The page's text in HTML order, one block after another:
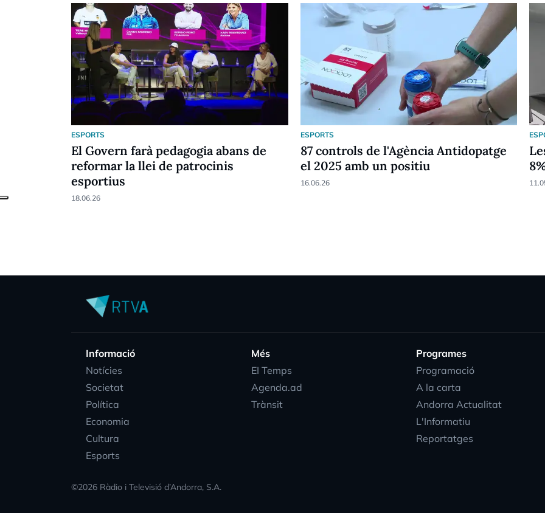
ESPORTS
El Govern farà pedagogia abans de
reformar la llei de patrocinis
esportius
18.06.26
ESPORTS
87 controls de l'Agència Antidopatge
el 2025 amb un positiu
16.06.26
Informació
Notícies
Societat
Política
Economia
Cultura
Esports
Més
EI Temps
Agenda.ad
Trànsit
Programes
Programació
A la carta
Andorra Actualitat
L'Informatiu
Reportatges
©2026 Ràdio i Televisió d’Andorra, S.A.